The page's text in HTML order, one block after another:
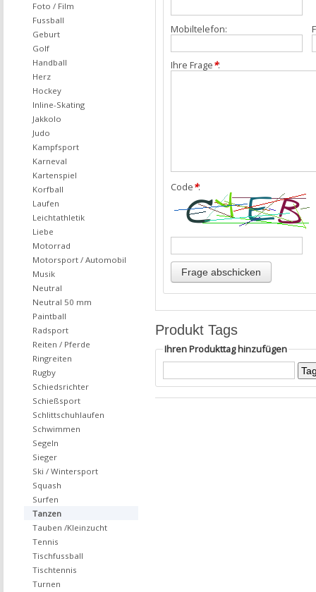
Mobiltelefon:
Ihre Frage*:
Code*:
Produkt Tags
Ihren Produkttag hinzufügen
Foto / Film
Fussball
Geburt
Golf
Handball
Herz
Hockey
Inline-Skating
Jakkolo
Judo
Kampfsport
Karneval
Kartenspiel
Korfball
Laufen
Leichtathletik
Liebe
Motorrad
Motorsport / Automobil
Musik
Neutral
Neutral 50 mm
Paintball
Radsport
Reiten / Pferde
Ringreiten
Rugby
Schiedsrichter
Schießsport
Schlittschuhlaufen
Schwimmen
Segeln
Sieger
Ski / Wintersport
Squash
Surfen
Tanzen
Tauben /Kleinzucht
Tennis
Tischfussball
Tischtennis
Turnen